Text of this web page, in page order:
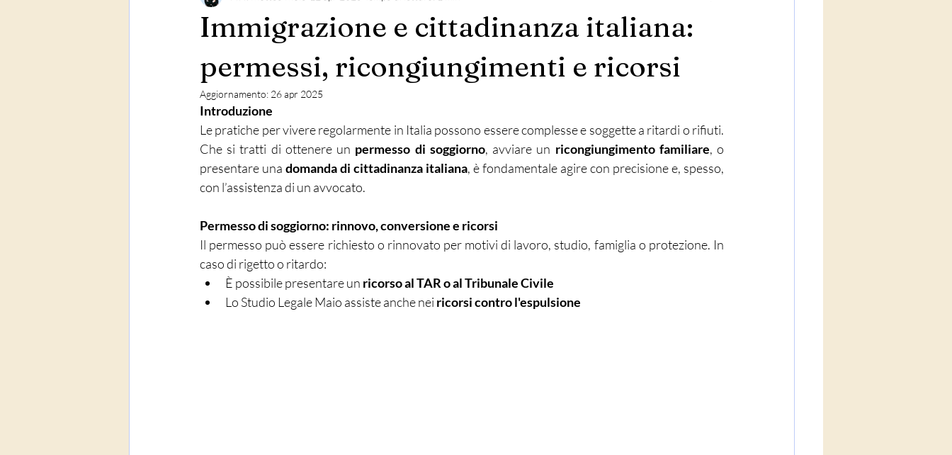
Immigrazione e cittadinanza italiana:
permessi, ricongiungimenti e ricorsi
Aggiornamento: 26 apr 2025
Introduzione
Le pratiche per vivere regolarmente in Italia possono essere complesse e soggette a ritardi o rifiuti.
Che si tratti di ottenere un permesso di soggiorno, avviare un ricongiungimento familiare, o
presentare una domanda di cittadinanza italiana, è fondamentale agire con precisione e, spesso,
con l’assistenza di un avvocato.
Permesso di soggiorno: rinnovo, conversione e ricorsi
Il permesso può essere richiesto o rinnovato per motivi di lavoro, studio, famiglia o protezione. In
caso di rigetto o ritardo:
È possibile presentare un ricorso al TAR o al Tribunale Civile
Lo Studio Legale Maio assiste anche nei ricorsi contro l'espulsione